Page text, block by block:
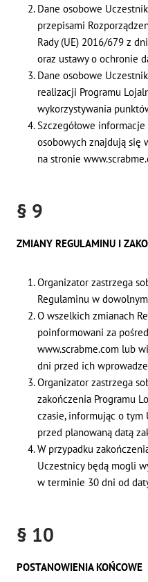
Dane osobowe
przepisami
Rady (UE) 2016/679 z
oraz ustawy o ochronie
Dane osobowe
realizacji Programu
wykorzystywania
Szczegółowe
osobowych znajdują się
na stronie
§ 9
ZMIANY REGULAMINU I
Organizator zastrzega
Regulaminu w
O wszelkich zmianach
poinformowani za
www.scrabme.com lub
dni przed ich
Organizator zastrzega
zakończenia Programu
czasie, informując o
przed planowaną datą
W przypadku
Uczestnicy będą mogli
w terminie 30 dni od
§ 10
POSTANOWIENIA KOŃCOWE